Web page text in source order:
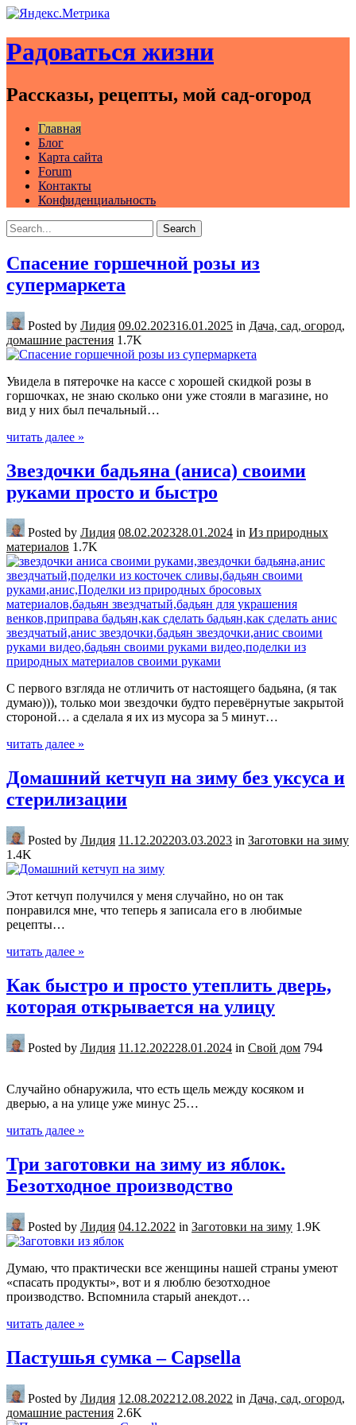
to
content
Радоваться жизни
Рассказы, рецепты, мой сад-огород
Главная
Блог
Карта сайта
Forum
Контакты
Конфиденциальность
Search
for:
Search
Спасение горшечной розы из
супермаркета
Posted by Лидия 09.02.202316.01.2025 in Дача, сад, огород,
домашние растения 1.7K
Увидела в пятерочке на кассе с хорошей скидкой розы в
горшочках, не знаю сколько они уже стояли в магазине, но
вид у них был печальный…
читать далее »
Звездочки бадьяна (аниса) своими
руками просто и быстро
Posted by Лидия 08.02.202328.01.2024 in Из природных
материалов 1.7K
С первого взгляда не отличить от настоящего бадьяна, (я так
думаю))), только мои звездочки будто перевёрнутые закрытой
стороной… а сделала я их из мусора за 5 минут…
читать далее »
Домашний кетчуп на зиму без уксуса и
стерилизации
Posted by Лидия 11.12.202203.03.2023 in Заготовки на зиму
1.4K
Этот кетчуп получился у меня случайно, но он так
понравился мне, что теперь я записала его в любимые
рецепты…
читать далее »
Как быстро и просто утеплить дверь,
которая открывается на улицу
Posted by Лидия 11.12.202228.01.2024 in Свой дом 794
Случайно обнаружила, что есть щель между косяком и
дверью, а на улице уже минус 25…
читать далее »
Три заготовки на зиму из яблок.
Безотходное производство
Posted by Лидия 04.12.2022 in Заготовки на зиму 1.9K
Думаю, что практически все женщины нашей страны умеют
«спасать продукты», вот и я люблю безотходное
производство. Вспомнила старый анекдот…
читать далее »
Пастушья сумка – Capsella
Posted by Лидия 12.08.202212.08.2022 in Дача, сад, огород,
домашние растения 2.6K